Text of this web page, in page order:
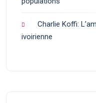
Charlie Koffi:
ivoirienne